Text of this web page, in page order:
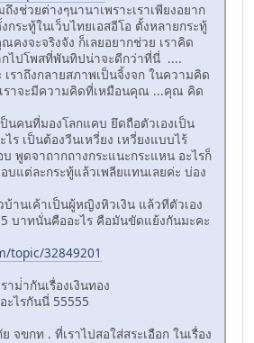
งช่วยต่างๆนานาเพราะเราเพียงอยาก
ระทู้ในเว็บไทยเอสอีโอ ตั้งหลายกระทู้
คงจะจริงจัง ก็เลยอยากช่วย เราคิด
กไปโพสที่พันทิปน่าจะดีกว่าที่นี่ ....
เราถึงกลายสภาพเป็นจิ้งจก ในความคิด
ราจะมีความคิดที่เหมือนคุณ ...คุณ คิด
นคนที่มองโลกแคบ ยึดถือตัวเองเป็น
ร เป็นต้องวีนเหวี่ยง เหวี่ยงแบบไร้
พูดจาถากถางกระแนะกระแหน อะไรก็
บแต่ละกระทู้แล้วเพลียแทนเลยค่ะ บ่อง
านเค้าเป็นผู้หญิงหิวเงิน แล้วทีตัวเอง
บาทนั่นคืออะไร คือมันขัดแย้งกันมะคะ
topic/32849201
ม่่ากันเรื่องเงินทอง
ะไรกันนี่ 55555
จขกท . ที่เราไปสอใส่สระเอือก ในเรื่อง